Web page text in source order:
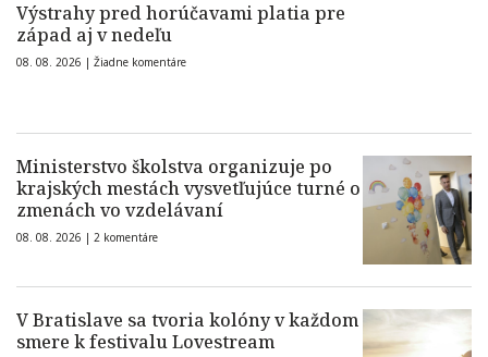
Výstrahy pred horúčavami platia pre
západ aj v nedeľu
08. 08. 2026 | Žiadne komentáre
Ministerstvo školstva organizuje po
krajských mestách vysvetľujúce turné o
zmenách vo vzdelávaní
08. 08. 2026 | 2 komentáre
V Bratislave sa tvoria kolóny v každom
smere k festivalu Lovestream